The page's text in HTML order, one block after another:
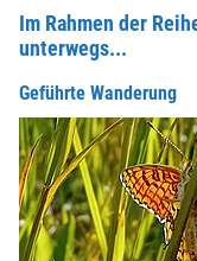
Im Rahmen der
unterwegs...
Geführte Wanderung